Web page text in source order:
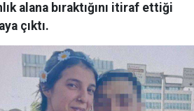
alana bıraktığını itiraf ettiği
çıktı.